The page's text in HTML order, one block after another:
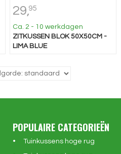
29,95
Ca. 2 - 10 werkdagen
ZITKUSSEN BLOK 50X50CM -
LIMA BLUE
POPULAIRE CATEGORIEËN
Tuinkussens hoge rug